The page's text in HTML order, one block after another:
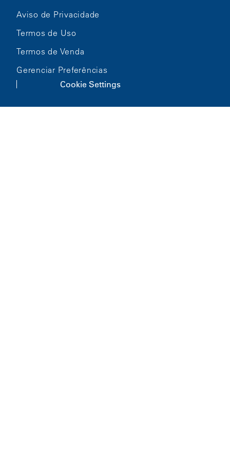
Aviso de Privacidade
Termos de Uso
Termos de Venda
Gerenciar Preferências
Cookie Settings